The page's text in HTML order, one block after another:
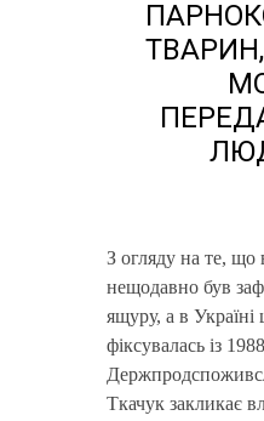
З огляду на те, що в сусідній країні
нещодавно був
ящуру, а в Україні
фіксувалась із
Ткачук закликає